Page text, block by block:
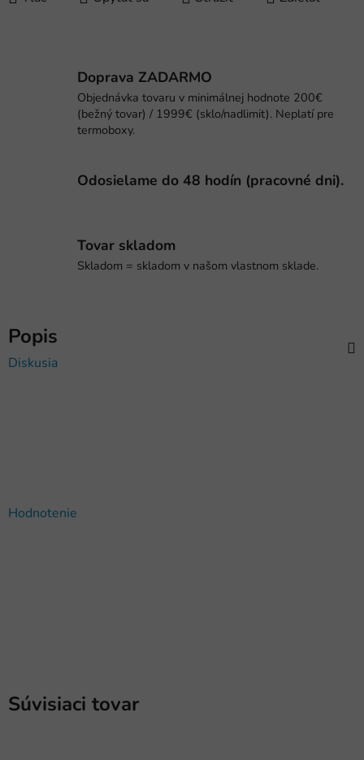
Doprava ZADARMO
Objednávka tovaru v minimálnej hodnote 200€
(bežný tovar) / 1999€ (sklo/nadlimit). Neplatí pre
termoboxy.
Odosielame do 48 hodín (pracovné dni).
Tovar skladom
Skladom = skladom v našom vlastnom sklade.
Popis
Diskusia
Hodnotenie
Súvisiaci tovar